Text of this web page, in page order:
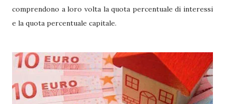
comprendono a loro volta la quota percentuale di interessi
e la quota percentuale capitale.